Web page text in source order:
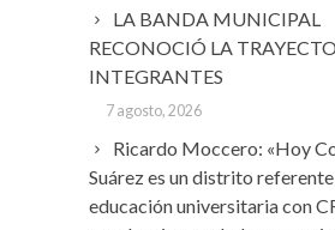
LA BANDA MUNICIPAL
RECONOCIÓ LA
INTEGRANTES
7 agosto, 2026
Ricardo Moccero: «Hoy
Suárez es un distrito
educación universitaria con